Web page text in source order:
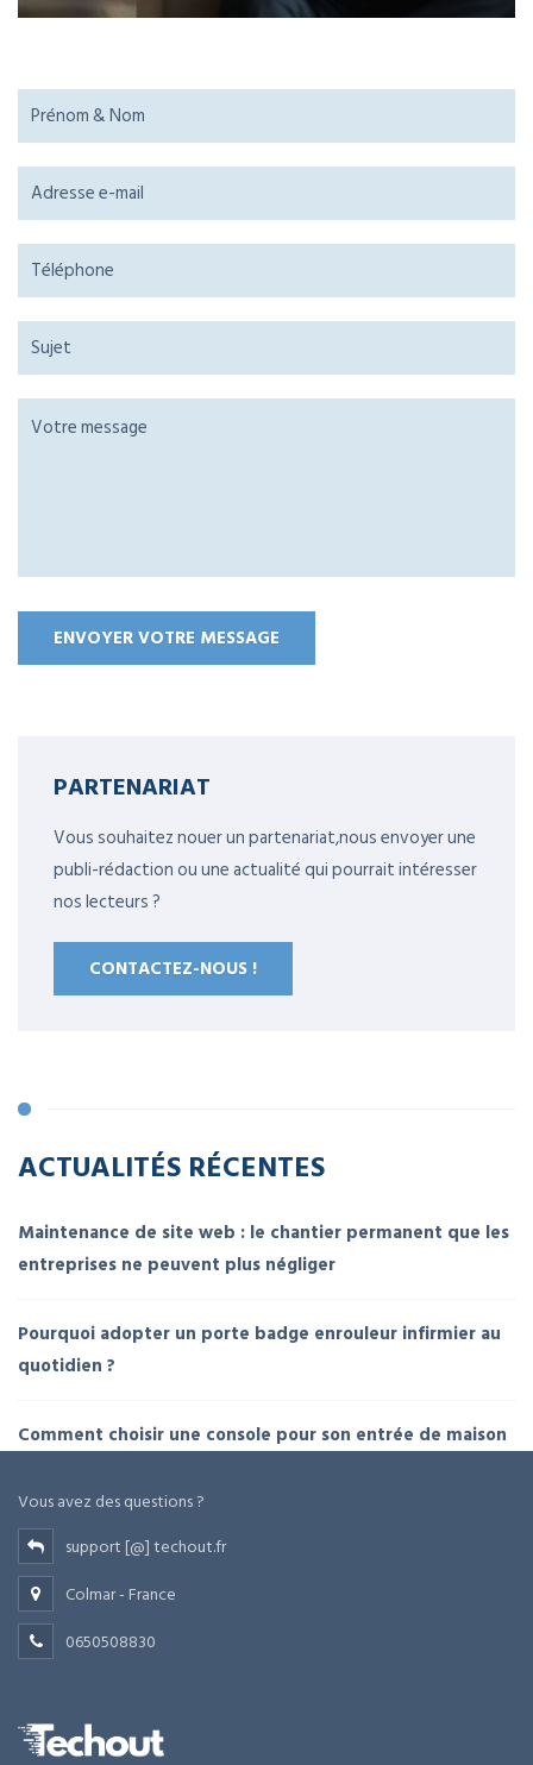
PARTENARIAT
Vous souhaitez nouer un partenariat,nous envoyer une
publi-rédaction ou une actualité qui pourrait intéresser
nos lecteurs ?
CONTACTEZ-NOUS !
ACTUALITÉS RÉCENTES
Maintenance de site web : le chantier permanent que les
entreprises ne peuvent plus négliger
Pourquoi adopter un porte badge enrouleur infirmier au
quotidien ?
Comment choisir une console pour son entrée de maison
Vous avez des questions ?
support [@] techout.fr
Colmar - France
0650508830